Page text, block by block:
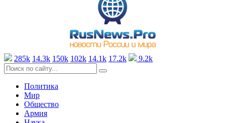
285k 14.3k 150k 102k 14.1k 17.2k 9.2k
Политика
Мир
Общество
Армия